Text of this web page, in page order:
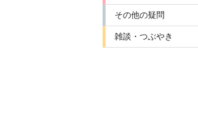
その他の疑問
雑談・つぶやき